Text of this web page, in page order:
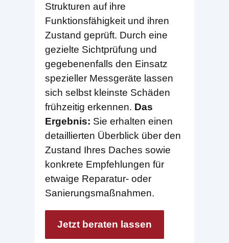
Strukturen auf ihre
Funktionsfähigkeit und ihren
Zustand geprüft. Durch eine
gezielte Sichtprüfung und
gegebenenfalls den Einsatz
spezieller Messgeräte lassen
sich selbst kleinste Schäden
frühzeitig erkennen. Das
Ergebnis: Sie erhalten einen
detaillierten Überblick über den
Zustand Ihres Daches sowie
konkrete Empfehlungen für
etwaige Reparatur- oder
Sanierungsmaßnahmen.
Jetzt beraten lassen